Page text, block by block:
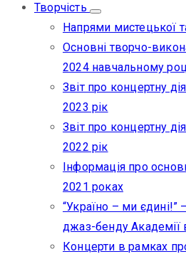
Творчість
Напрями мистецької
Основні творчо-
2024 навчальному
Звіт про концертну
2023 рік
Звіт про концертну
2022 рік
Інформація про
2021 роках
“Україно – ми єдині!”
джаз-бенду Академії
Концерти в рамках